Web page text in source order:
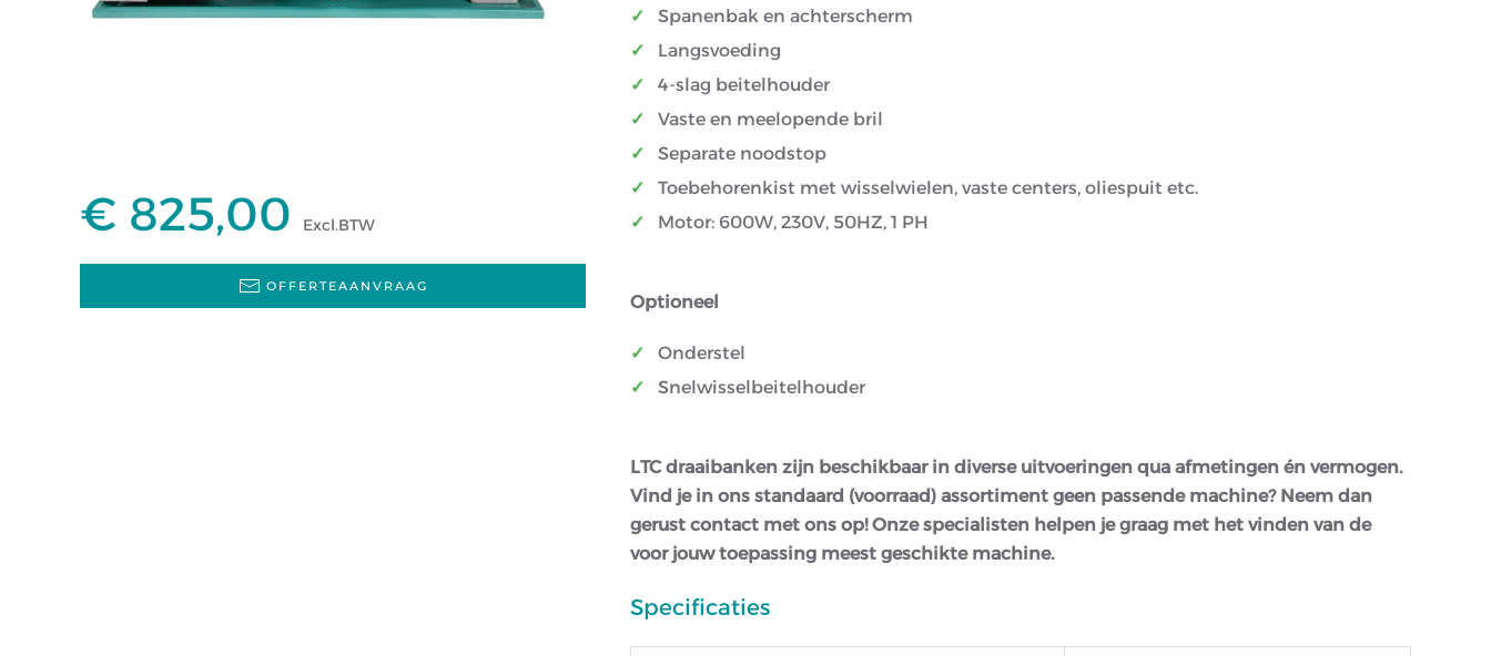
€ 825,00 Excl.BTW
OFFERTEAANVRAAG
Spanenbak en achterscherm
Langsvoeding
4-slag beitelhouder
Vaste en meelopende bril
Separate noodstop
Toebehorenkist met wisselwielen, vaste centers, oliespuit etc.
Motor: 600W, 230V, 50HZ, 1 PH
Optioneel
Onderstel
Snelwisselbeitelhouder
LTC draaibanken zijn beschikbaar in diverse uitvoeringen qua afmetingen én vermogen.
Vind je in ons standaard (voorraad) assortiment geen passende machine? Neem dan
gerust contact met ons op! Onze specialisten helpen je graag met het vinden van de
voor jouw toepassing meest geschikte machine.
Specificaties